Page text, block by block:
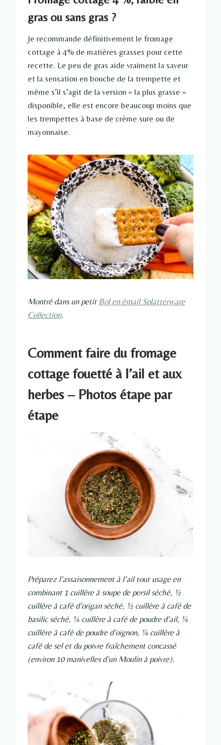
gras ou sans gras ?
Je recommande définitivement le fromage
cottage à 4% de matières grasses pour cette
recette. Le peu de gras aide vraiment la saveur
et la sensation en bouche de la trempette et
même s’il s’agit de la version « la plus grasse »
disponible, elle est encore beaucoup moins que
les trempettes à base de crème sure ou de
mayonnaise.
Montré dans un petit Bol en émail Splatterware
Collection.
Comment faire du fromage
cottage fouetté à l’ail et aux
herbes – Photos étape par
étape
Préparez l’assaisonnement à l’ail tout usage en
combinant 1 cuillère à soupe de persil séché, ½
cuillère à café d’origan séché, ½ cuillère à café de
basilic séché, ¼ cuillère à café de poudre d’ail, ¼
cuillère à café de poudre d’oignon, ¼ cuillère à
café de sel et du poivre fraîchement concassé
(environ 10 manivelles d’un Moulin à poivre).